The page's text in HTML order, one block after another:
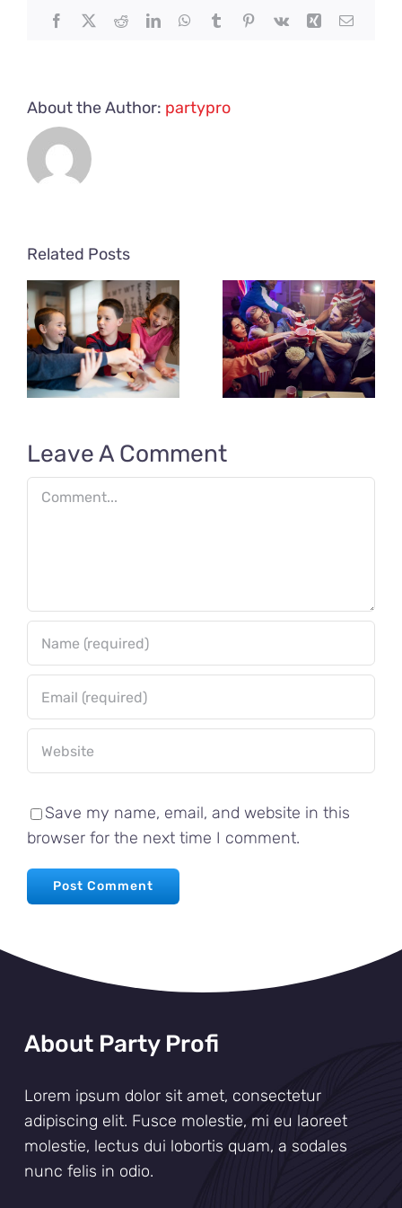
Facebook
X RedditLinkedInWhatsApp
TumblrPinterest
Vk Xing Email
About the Author: partypro
Related Posts
Drinking
Games for
Adults –
Outrageously
Fun Adult
Leave A Comment
Comment
Save my name, email, and website in this
browser for the next time I comment.
About Party Profi
Lorem ipsum dolor sit amet, consectetur
adipiscing elit. Fusce molestie, mi eu laoreet
molestie, lectus dui lobortis quam, a sodales
nunc felis in odio.